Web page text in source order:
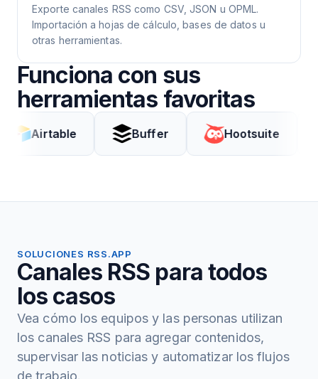
Exporte canales RSS como CSV, JSON u OPML.
Importación a hojas de cálculo, bases de datos u
otras herramientas.
Funciona con sus
herramientas favoritas
Buffer Hootsuite
SOLUCIONES RSS.APP
Canales RSS para todos
los casos
Vea cómo los equipos y las personas utilizan
los canales RSS para agregar contenidos,
supervisar las noticias y automatizar los flujos
de trabajo.